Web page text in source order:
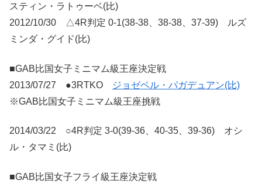
スティン・ラトゥーベ(比)
2012/10/30 △4R判定 0-1(38-38、38-38、37-39) ルズ
ミンダ・グイド(比)
■GAB比国女子ミニマム級王座決定戦
2013/07/27 ●3RTKO
ジョゼベル・パガデュアン(比)
※GAB比国女子ミニマム級王座挑戦
2014/03/22 ○4R判定 3-0(39-36、40-35、39-36) オシ
ル・タマミ(比)
■GAB比国女子フライ級王座決定戦